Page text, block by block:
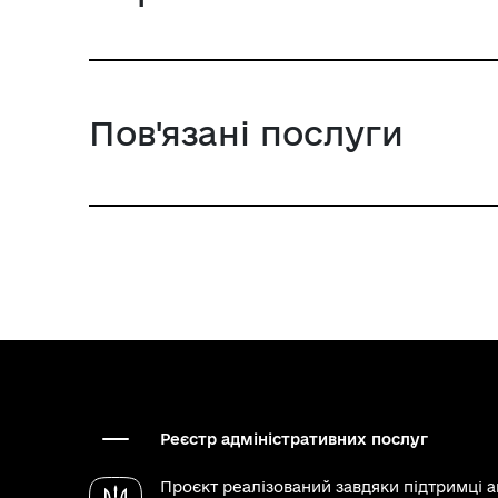
Пов'язані послуги
Реєстр адміністративних послуг
Проєкт реалізований завдяки підтримці